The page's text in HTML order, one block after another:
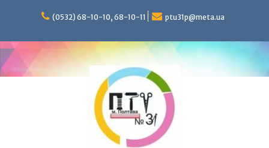
(0532) 68-10-10, 68-10-11 ptu31p@meta.ua